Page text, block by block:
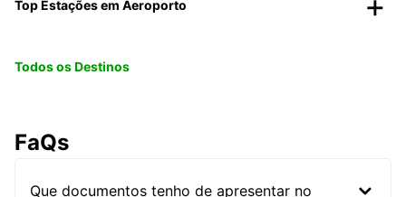
Top Estações em Aeroporto
Todos os Destinos
FaQs
Que documentos tenho de apresentar no